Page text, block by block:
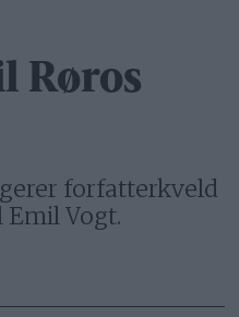
Røros
forfatterkveld
Vogt.